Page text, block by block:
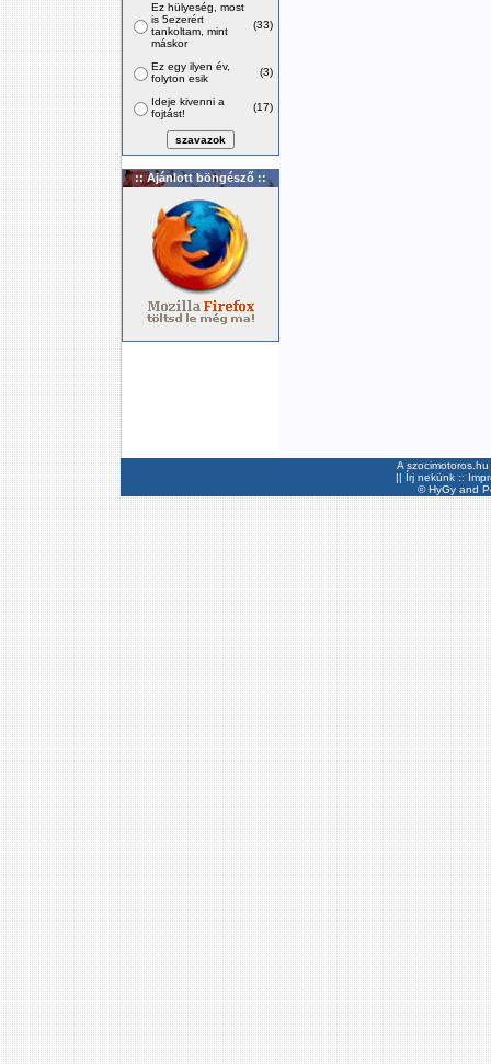
Ez hülyeség, most
is 5ezerért
tankoltam, mint
máskor
(33)
Ez egy ilyen év,
folyton esik
(3)
Ideje kivenni a
fojtást!
(17)
:: Ajánlott böngésző ::
A
|| Írj nekünk ::
©HyGyand